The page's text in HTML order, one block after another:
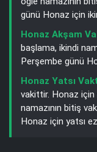
günü Honaz için
Honaz Akşam
başlama, ikindi
Perşembe günü
Honaz Yatsı
vakittir. Honaz için
namazının bitiş
Honaz için yatsı